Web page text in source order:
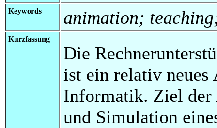
Keywords animation;
Kurzfassung
Die
ist ein relativ neues
Informatik. Ziel der
und Simulation